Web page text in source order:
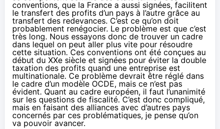
conventions, que la France a aussi signées, facilitent
le transfert des profits d’un pays à l’autre grâce au
transfert des redevances. C’est ce qu’on doit
probablement renégocier. Le problème est que c’est
très long. Nous essayons donc de trouver un cadre
dans lequel on peut aller plus vite pour résoudre
cette situation. Ces conventions ont été conçues au
début du XXe siècle et signées pour éviter la double
taxation des profits quand une entreprise est
multinationale. Ce problème devrait être réglé dans
le cadre d’un modèle OCDE, mais ce n’est pas
évident. Quant au cadre européen, il faut l’unanimité
sur les questions de fiscalité. C’est donc compliqué,
mais en faisant des alliances avec d’autres pays
concernés par ces problématiques, je pense qu’on
va pouvoir avancer.